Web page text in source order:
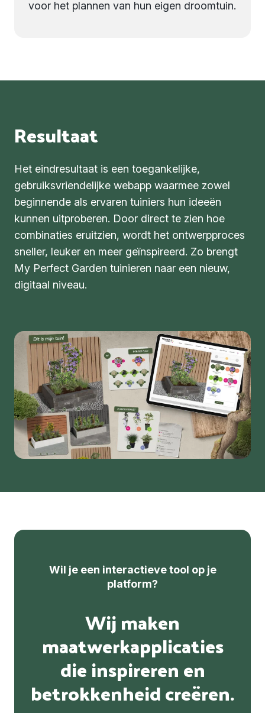
voor het plannen van hun eigen droomtuin.
Resultaat
Het eindresultaat is een toegankelijke,
gebruiksvriendelijke webapp waarmee zowel
beginnende als ervaren tuiniers hun ideeën
kunnen uitproberen. Door direct te zien hoe
combinaties eruitzien, wordt het ontwerpproces
sneller, leuker en meer geïnspireerd. Zo brengt
My Perfect Garden tuinieren naar een nieuw,
digitaal niveau.
Wil je een interactieve tool op je
platform?
Wij maken
maatwerkapplicaties
die inspireren en
betrokkenheid creëren.